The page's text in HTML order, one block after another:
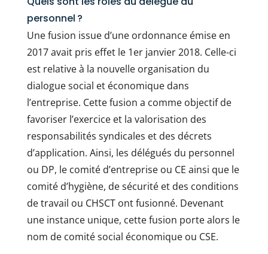
personnel ?
Une fusion issue d’une ordonnance émise en
2017 avait pris effet le 1er janvier 2018. Celle-ci
est relative à la nouvelle organisation du
dialogue social et économique dans
l’entreprise. Cette fusion a comme objectif de
favoriser l’exercice et la valorisation des
responsabilités syndicales et des décrets
d’application. Ainsi, les délégués du personnel
ou DP, le comité d’entreprise ou CE ainsi que le
comité d’hygiène, de sécurité et des conditions
de travail ou CHSCT ont fusionné. Devenant
une instance unique, cette fusion porte alors le
nom de comité social économique ou CSE.